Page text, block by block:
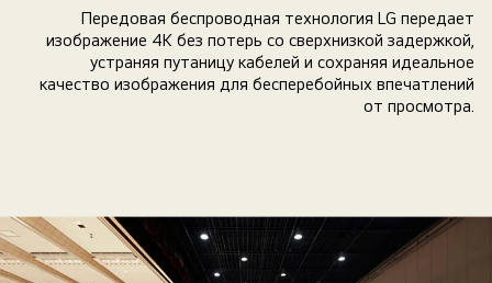
Передовая беспроводная технология LG передает
изображение 4K без потерь со сверхнизкой задержкой,
устраняя путаницу кабелей и сохраняя идеальное
качество изображения для бесперебойных впечатлений
от просмотра.